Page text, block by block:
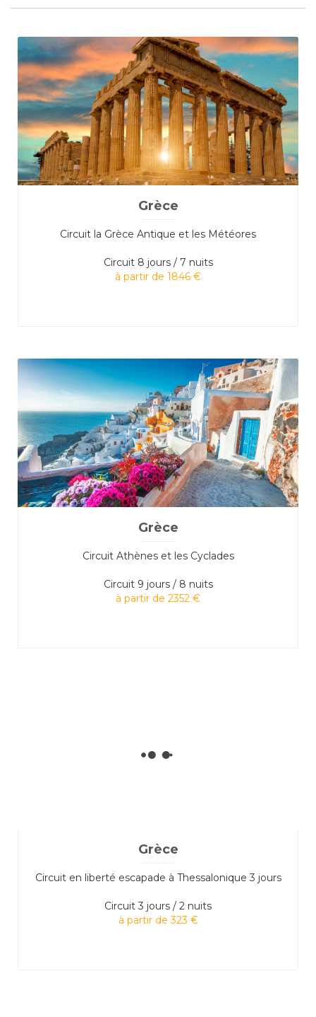
Grèce
Circuit la Grèce Antique et les Météores
Circuit 8 jours / 7 nuits
à partir de 1846 €
Grèce
Circuit Athènes et les Cyclades
Circuit 9 jours / 8 nuits
à partir de 2352 €
Grèce
Circuit en liberté escapade à Thessalonique 3 jours
Circuit 3 jours / 2 nuits
à partir de 323 €